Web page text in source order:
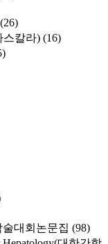
(26)
스칼라) (16)
대회논문집 (98)